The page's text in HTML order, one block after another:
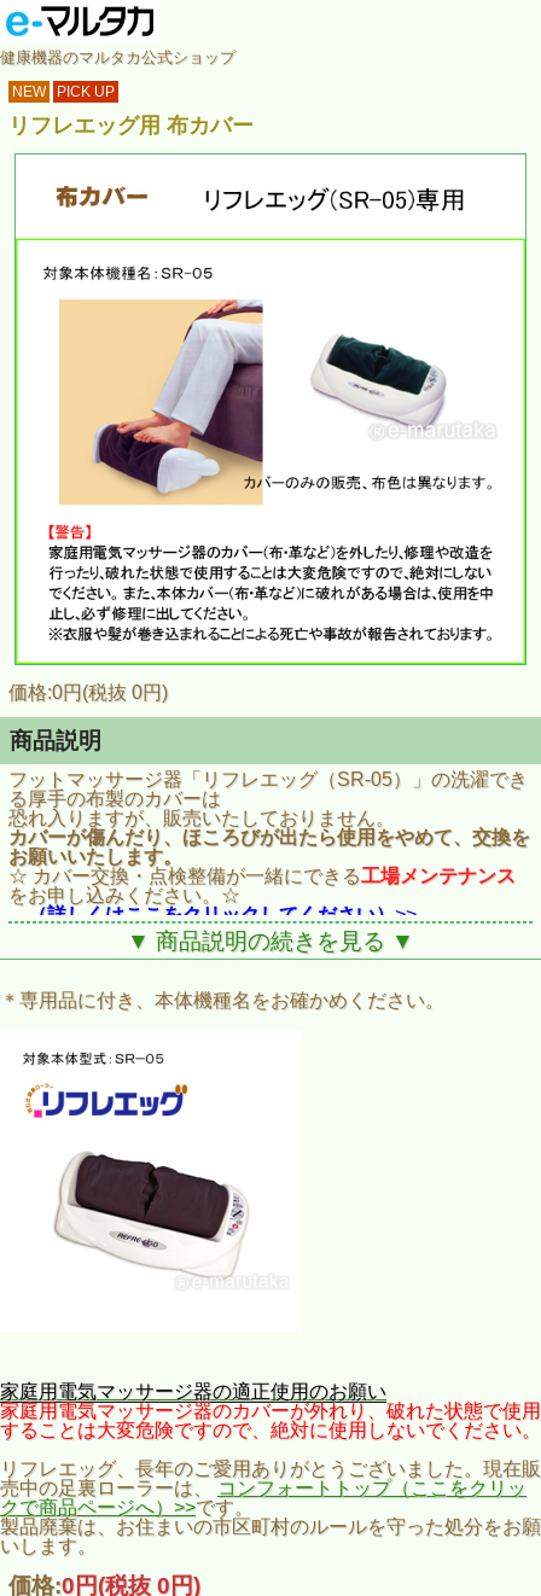
健康機器のマルタカ公式ショップ
NEW PICK UP
リフレエッグ用 布カバー
価格:0円(税抜 0円)
商品説明
フットマッサージ器「リフレエッグ（SR-05）」の洗濯でき
る厚手の布製のカバーは
恐れ入りますが、販売いたしておりません。
カバーが傷んだり、ほころびが出たら使用をやめて、交換を
お願いいたします。
☆ カバー交換・点検整備が一緒にできる工場メンテナンス
をお申し込みください。☆
（詳しくはここをクリックしてください） >>
足裏マッサージ器「リフレエッグ」の長年のご愛用ありがと
うございます。
中古品の売買にメーカー保証はございませんのでご留意くだ
さい。
販売名：マッサージ機SR-05
対象機種型式：SR5145
▼ 商品説明の続きを見る ▼
＊専用品に付き、本体機種名をお確かめください。
家庭用電気マッサージ器の適正使用のお願い
家庭用電気マッサージ器のカバーが外れり、破れた状態で使用
することは大変危険ですので、絶対に使用しないでください。
リフレエッグ、長年のご愛用ありがとうございました。現在販
売中の足裏ローラーは、
コンフォートトップ（ここをクリッ
クで商品ページへ）>>です。
製品廃棄は、お住まいの市区町村のルールを守った処分をお願
いします。
価格:0円(税抜 0円)